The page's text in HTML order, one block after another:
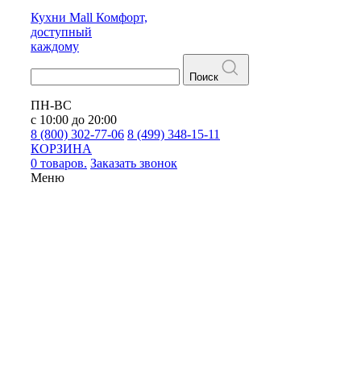
Кухни Mall Комфорт,
доступный
каждому
Поиск
ПН-ВС
с 10:00 до 20:00
8 (800) 302-77-06 8 (499) 348-15-11
КОРЗИНА
0 товаров. Заказать звонок
Меню